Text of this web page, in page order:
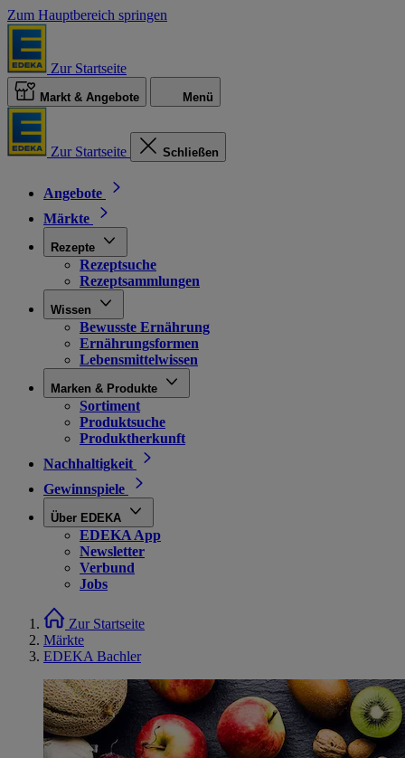
Zum Hauptbereich springen
Zur Startseite
Markt & Angebote Menü
Zur Startseite Schließen
Angebote
Märkte
Rezepte
Rezeptsuche
Rezeptsammlungen
Wissen
Bewusste Ernährung
Ernährungsformen
Lebensmittelwissen
Marken & Produkte
Sortiment
Produktsuche
Produktherkunft
Nachhaltigkeit
Gewinnspiele
Über EDEKA
EDEKA App
Newsletter
Verbund
Jobs
Zur Startseite
Märkte
EDEKA Bachler